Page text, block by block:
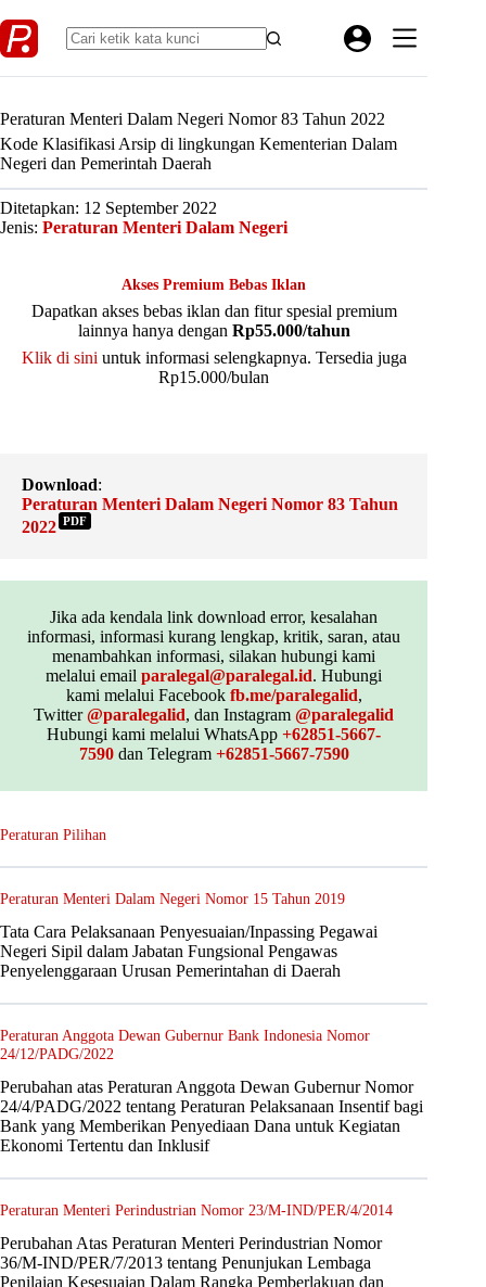
to
content
Peraturan Menteri Dalam Negeri Nomor 83 Tahun 2022
Kode Klasifikasi Arsip di lingkungan Kementerian Dalam
Negeri dan Pemerintah Daerah
Ditetapkan: 12 September 2022
Jenis: Peraturan Menteri Dalam Negeri
Akses Premium Bebas Iklan
Dapatkan akses bebas iklan dan fitur spesial premium
lainnya hanya dengan Rp55.000/tahun
Klik di sini untuk informasi selengkapnya. Tersedia juga
Rp15.000/bulan
Download:
Peraturan Menteri Dalam Negeri Nomor 83 Tahun
2022 PDF
Jika ada kendala link download error, kesalahan
informasi, informasi kurang lengkap, kritik, saran, atau
menambahkan informasi, silakan hubungi kami
melalui emailparalegal@paralegal.id. Hubungi
kami melalui Facebook fb.me/paralegalid,
Twitter@paralegalid, dan Instagram@paralegalid
Hubungi kami melalui WhatsApp+62851-5667-
7590dan Telegram +62851-5667-7590
Peraturan Pilihan
Peraturan Menteri Dalam Negeri Nomor 15 Tahun 2019
Tata Cara Pelaksanaan Penyesuaian/Inpassing Pegawai
Negeri Sipil dalam Jabatan Fungsional Pengawas
Penyelenggaraan Urusan Pemerintahan di Daerah
Peraturan Anggota Dewan Gubernur Bank Indonesia Nomor
24/12/PADG/2022
Perubahan atas Peraturan Anggota Dewan Gubernur Nomor
24/4/PADG/2022 tentang Peraturan Pelaksanaan Insentif bagi
Bank yang Memberikan Penyediaan Dana untuk Kegiatan
Ekonomi Tertentu dan Inklusif
Peraturan Menteri Perindustrian Nomor 23/M-IND/PER/4/2014
Perubahan Atas Peraturan Menteri Perindustrian Nomor
36/M-IND/PER/7/2013 tentang Penunjukan Lembaga
Penilaian Kesesuaian Dalam Rangka Pemberlakuan dan